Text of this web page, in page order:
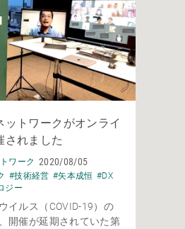
ットワークがオンライ
されました
ワーク 2020/08/05
#技術経営 #矢本成恒 #DX
ジー
イルス（COVID-19）の
開催が延期されていた第